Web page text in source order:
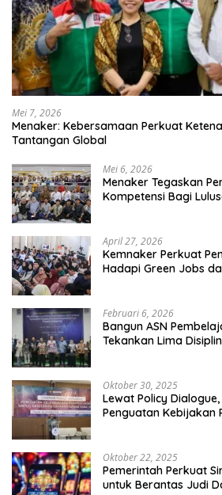
Mei 7, 2026
Menaker: Kebersamaan Perkuat
Tantangan Global
Mei 6, 2026
Menaker Tegaskan
Kompetensi Bagi
April 27, 2026
Kemnaker Perkuat
Hadapi Green Jobs
Februari 6, 2026
Bangun ASN
Tekankan Lima
Oktober 30, 2025
Lewat Policy
Penguatan Kebijakan
Oktober 22, 2025
Pemerintah Perkuat
untuk Berantas Judi